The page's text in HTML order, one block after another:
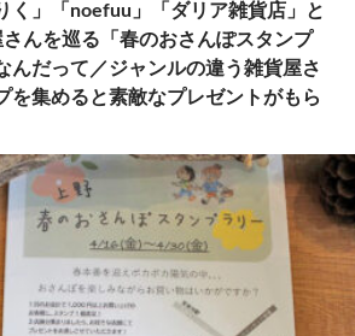
く」「noefuu」「ダリア雑貨店」と
んを巡る「春のおさんぽスタンプ
んだって／ジャンルの違う雑貨屋さ
を集めると素敵なプレゼントがもら